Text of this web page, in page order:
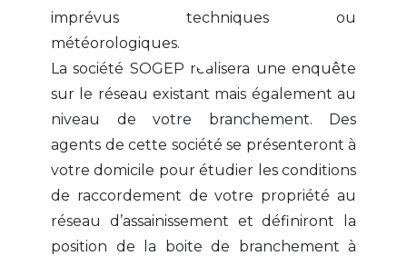
imprévus techniques ou
météorologiques.
La société SOGEP réalisera une enquête
sur le réseau existant mais également au
niveau de votre branchement. Des
agents de cette société se présenteront à
votre domicile pour étudier les conditions
de raccordement de votre propriété au
réseau d’assainissement et définiront la
position de la boite de branchement à